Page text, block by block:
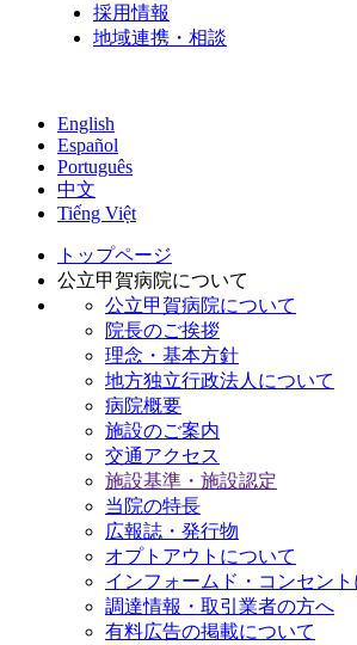
採用情報
地域連携・相談
English
Español
Português
中文
Tiếng Việt
トップページ
公立甲賀病院について
公立甲賀病院について
院長のご挨拶
理念・基本方針
地方独立行政法人について
病院概要
施設のご案内
交通アクセス
施設基準・施設認定
当院の特長
広報誌・発行物
オプトアウトについて
インフォームド・コンセント
調達情報・取引業者の方へ
有料広告の掲載について